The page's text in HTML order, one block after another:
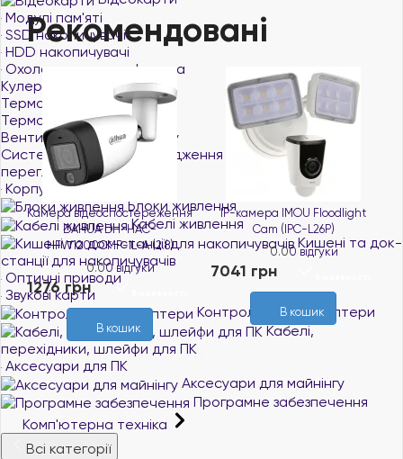
Модулі пам'яті
SSD накопичувачі
HDD накопичувачі
Охолодження комп'ютера
Кулери для процесорів
Термопасти
Термопрокладки
Вентилятори для корпусу
Системи водяного охолодження
переглянути все
Корпуси для ПК
Блоки живлення
Кабелі живлення
Кишені та док-
станції для накопичувачів
Оптичні приводи
Звукові карти
Контролери та адаптери
Кабелі,
перехідники, шлейфи для ПК
Аксесуари для ПК
Аксесуари для майнінгу
Програмне забезпечення
Комп'ютерна техніка
Всі категорії
Рекомендовані
відеоспостереження
DAHUA DH-HAC-
IL-A (2.8)
0.0 0 відгуки
В наявності
грн
В кошик
IP-камера IMOU Floodlight
Cam (IPC-L26P)
0.0 0 відгуки
В наявності
7041 грн
В кошик
IP-камера